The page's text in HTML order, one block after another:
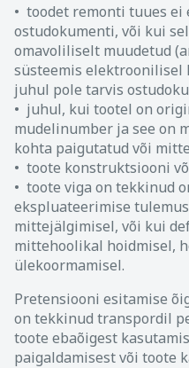
• toodet remonti tuues
ostudokumenti, või kui
omavoliliselt muudetud
süsteemis elektroonilisel
juhul pole tarvis
• juhul, kui tootel on
mudelinumber ja see on
kohta paigutatud või
• toote konstruktsiooni
• toote viga on tekkinud
ekspluateerimise
mittejälgimisel, või kui
mittehoolikal hoidmisel,
ülekoormamisel.
Pretensiooni esitamise
on tekkinud transpordil
toote ebaõigest
paigaldamisest või toote